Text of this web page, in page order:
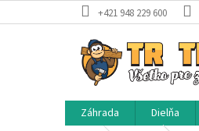
na
+421 948 229 600
Záhrada Dielňa